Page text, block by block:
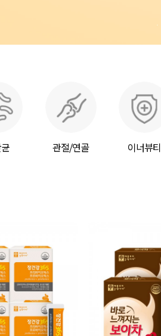
관절/연골 이너뷰티